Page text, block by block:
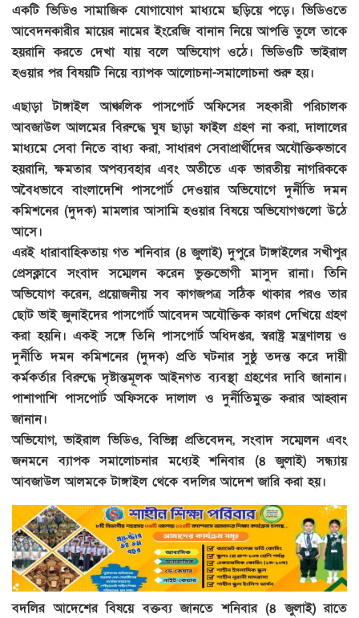
একটি ভিডিও সামাজিক যোগাযোগ মাধ্যমে ছড়িয়ে পড়ে। ভিডিওতে
আবেদনকারীর মায়ের নামের ইংরেজি বানান নিয়ে আপত্তি তুলে তাকে
হয়রানি করতে দেখা যায় বলে অভিযোগ ওঠে। ভিডিওটি ভাইরাল
হওয়ার পর বিষয়টি নিয়ে ব্যাপক আলোচনা-সমালোচনা শুরু হয়।
এছাড়া টাঙ্গাইল আঞ্চলিক পাসপোর্ট অফিসের সহকারী পরিচালক
আবজাউল আলমের বিরুদ্ধে ঘুষ ছাড়া ফাইল গ্রহণ না করা, দালালের
মাধ্যমে সেবা নিতে বাধ্য করা, সাধারণ সেবাপ্রার্থীদের অযৌক্তিকভাবে
হয়রানি, ক্ষমতার অপব্যবহার এবং অতীতে এক ভারতীয় নাগরিককে
অবৈধভাবে বাংলাদেশি পাসপোর্ট দেওয়ার অভিযোগে দুর্নীতি দমন
কমিশনের (দুদক) মামলার আসামি হওয়ার বিষয়ে অভিযোগগুলো উঠে
আসে।
এরই ধারাবাহিকতায় গত শনিবার (৪ জুলাই) দুপুরে টাঙ্গাইলের সখীপুর
প্রেসক্লাবে সংবাদ সম্মেলন করেন ভুক্তভোগী মাসুদ রানা। তিনি
অভিযোগ করেন, প্রয়োজনীয় সব কাগজপত্র সঠিক থাকার পরও তার
ছোট ভাই জুনাইদের পাসপোর্ট আবেদন অযৌক্তিক কারণ দেখিয়ে গ্রহণ
করা হয়নি। একই সঙ্গে তিনি পাসপোর্ট অধিদপ্তর, স্বরাষ্ট্র মন্ত্রণালয় ও
দুর্নীতি দমন কমিশনের (দুদক) প্রতি ঘটনার সুষ্ঠু তদন্ত করে দায়ী
কর্মকর্তার বিরুদ্ধে দৃষ্টান্তমূলক আইনগত ব্যবস্থা গ্রহণের দাবি জানান।
পাশাপাশি পাসপোর্ট অফিসকে দালাল ও দুর্নীতিমুক্ত করার আহ্বান
জানান।
অভিযোগ, ভাইরাল ভিডিও, বিভিন্ন প্রতিবেদন, সংবাদ সম্মেলন এবং
জনমনে ব্যাপক সমালোচনার মধ্যেই শনিবার (৪ জুলাই) সন্ধ্যায়
আবজাউল আলমকে টাঙ্গাইল থেকে বদলির আদেশ জারি করা হয়।
বদলির আদেশের বিষয়ে বক্তব্য জানতে শনিবার (৪ জুলাই) রাতে